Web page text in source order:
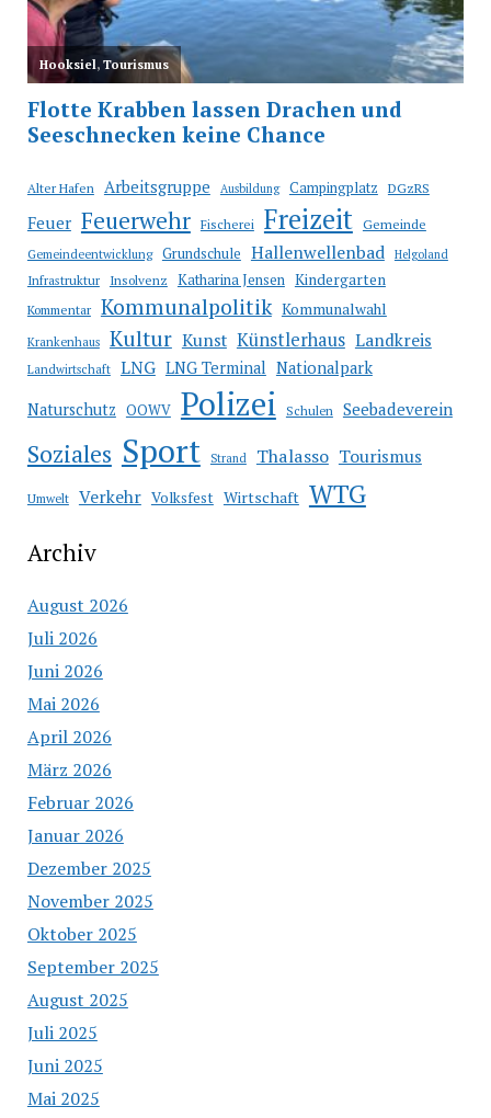
Alter Hafen Arbeitsgruppe Ausbildung Campingplatz DGzRS
Feuer Feuerwehr Fischerei Freizeit Gemeinde
Gemeindeentwicklung Grundschule Hallenwellenbad Helgoland
Infrastruktur Insolvenz Katharina Jensen Kindergarten
Kommentar Kommunalpolitik Kommunalwahl
Krankenhaus Kultur Kunst Künstlerhaus Landkreis
Landwirtschaft LNG LNG Terminal Nationalpark
Naturschutz OOWV Polizei Schulen Seebadeverein
Soziales Sport Strand Thalasso Tourismus
Umwelt Verkehr Volksfest Wirtschaft WTG
Archiv
August 2026
Juli 2026
Juni 2026
Mai 2026
April 2026
März 2026
Februar 2026
Januar 2026
Dezember 2025
November 2025
Oktober 2025
September 2025
August 2025
Juli 2025
Juni 2025
Mai 2025